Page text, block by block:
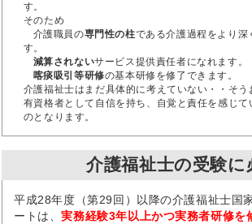
す。
そのため
介護職員の専門性の柱である介護過程をより深
す。
減算されないサービス提供責任者になれます。
喀痰吸引等研修の基本研修を修了できます。
介護福祉士はまだ具体的に考えていない・・そう
有資格者として自信を持ち、自覚と責任を感じて
のとなります。
介護福祉士の受験に
平成28年度（第29回）以降の介護福祉士国
ートは、実務経験3年以上かつ実務者研修を